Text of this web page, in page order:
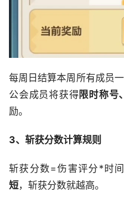
每周日结算本周所有成员
公会成员将获得限时称号
励。
3、斩获分数计算规则
斩获分数=伤害评分*时
短，斩获分数就越高。